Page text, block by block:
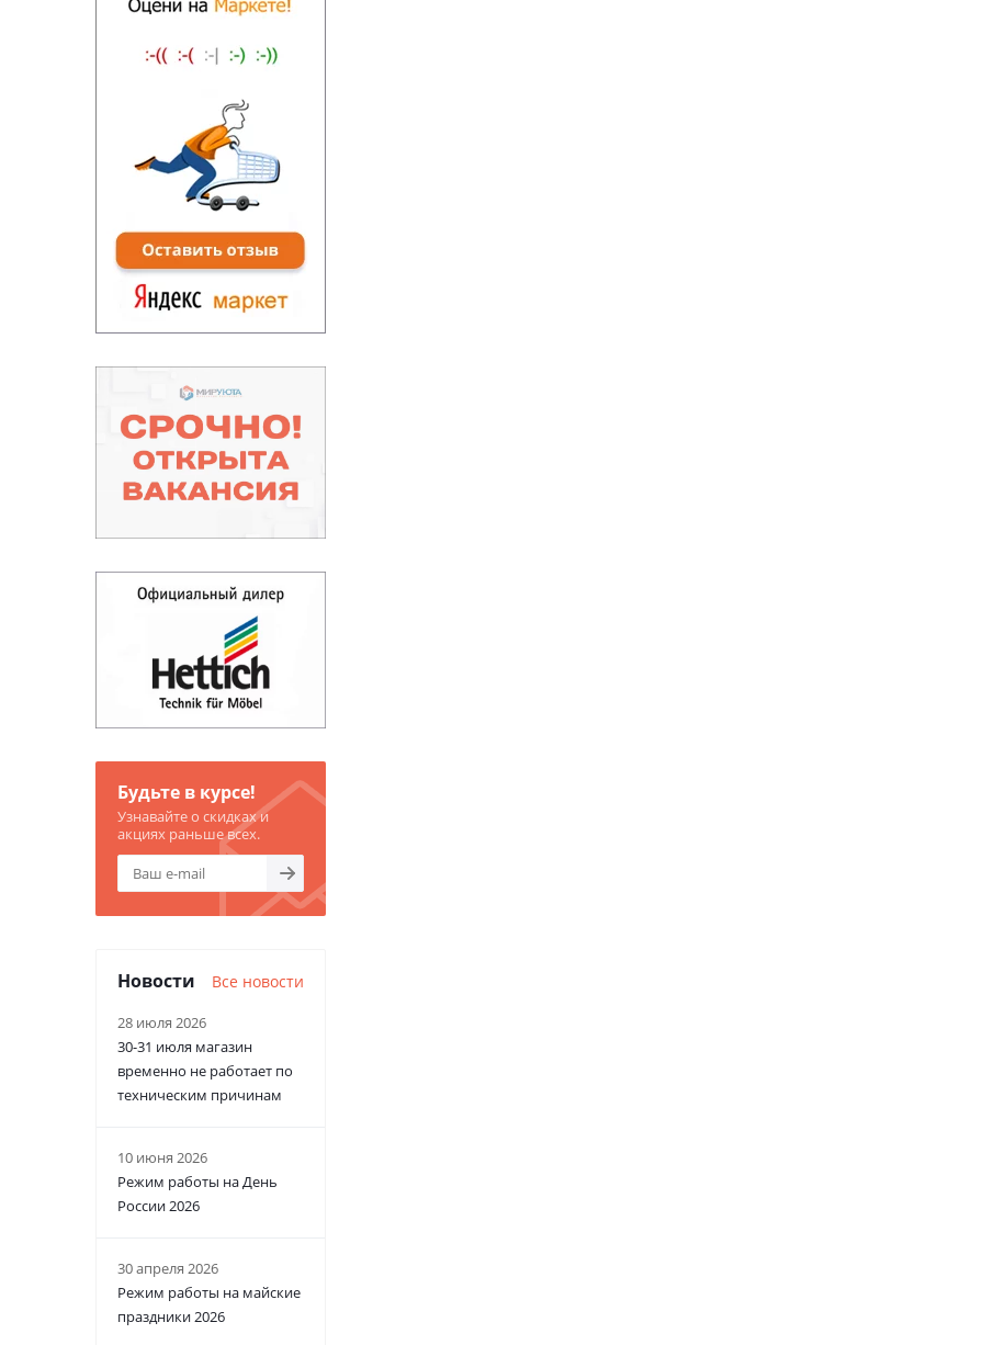
Будьте в курсе!
Узнавайте о скидках и
акциях раньше всех.
Новости Все новости
28 июля 2026
30-31 июля магазин
временно не работает по
техническим причинам
10 июня 2026
Режим работы на День
России 2026
30 апреля 2026
Режим работы на майские
праздники 2026